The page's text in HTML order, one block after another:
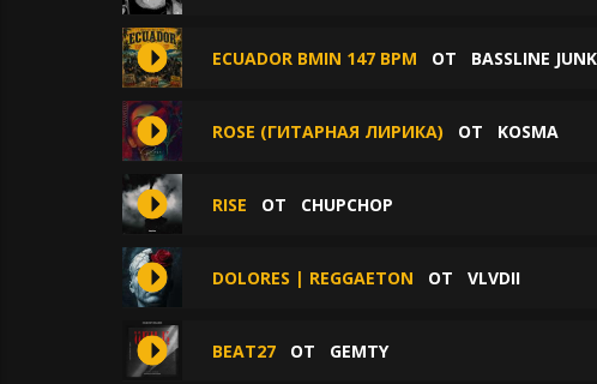
ECUADOR BMIN 147 BPM ОТ BASSLINE
ROSE (ГИТАРНАЯ ЛИРИКА) ОТ KOSMA
RISE ОТ CHUPCHOP
DOLORES | REGGAETON ОТ VLVDII
BEAT27 ОТ GEMTY